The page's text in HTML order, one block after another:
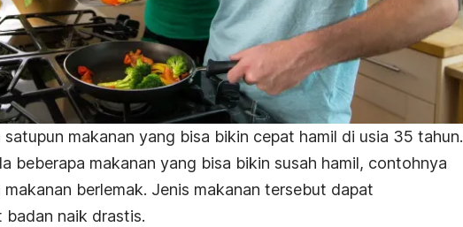
makanan yang bisa bikin cepat hamil di usia 35 tahun.
beberapa makanan yang bisa bikin susah hamil, contohnya
makanan berlemak. Jenis makanan tersebut dapat
badan naik drastis.